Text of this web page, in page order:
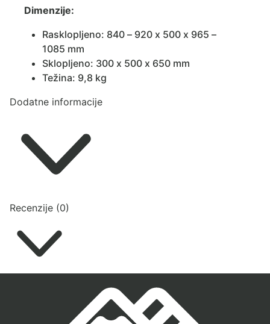
Dimenzije:
Rasklopljeno: 840 – 920 x 500 x 965 –
1085 mm
Sklopljeno: 300 x 500 x 650 mm
Težina: 9,8 kg
Dodatne informacije
Recenzije (0)